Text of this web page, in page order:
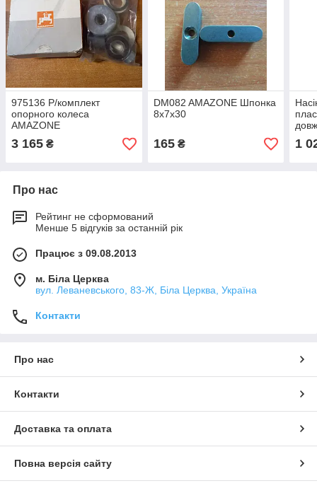
975136 Р/комплект
опорного колеса
AMAZONE
3 165 ₴
DM082 AMAZONE Шпонка
8х7х30
165₴
,
1
Про нас
Рейтинг не сформований
Менше 5 відгуків за останній рік
Працює з 09.08.2013
м. Біла Церква
вул. Леваневського, 83-Ж, Біла Церква, Україна
Контакти
Про нас
Контакти
Доставка та оплата
Повна версія сайту